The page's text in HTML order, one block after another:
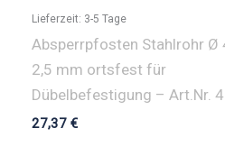
Lieferzeit: 3-5 Tage
Absperrpfosten Stahlrohr Ø
2,5 mm ortsfest für
Dübelbefestigung – Art.Nr.
27,37 €